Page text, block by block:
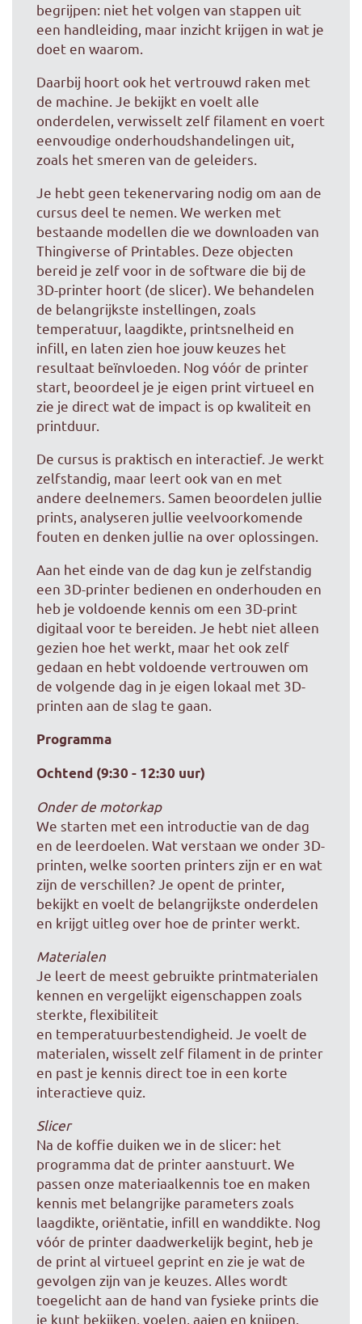
begrijpen: niet het volgen van stappen uit
een handleiding, maar inzicht krijgen in wat je
doet en waarom.
Daarbij hoort ook het vertrouwd raken met
de machine. Je bekijkt en voelt alle
onderdelen, verwisselt zelf filament en voert
eenvoudige onderhoudshandelingen uit,
zoals het smeren van de geleiders.
Je hebt geen tekenervaring nodig om aan de
cursus deel te nemen. We werken met
bestaande modellen die we downloaden van
Thingiverse of Printables. Deze objecten
bereid je zelf voor in de software die bij de
3D-printer hoort (de slicer). We behandelen
de belangrijkste instellingen, zoals
temperatuur, laagdikte, printsnelheid en
infill, en laten zien hoe jouw keuzes het
resultaat beïnvloeden. Nog vóór de printer
start, beoordeel je je eigen print virtueel en
zie je direct wat de impact is op kwaliteit en
printduur.
De cursus is praktisch en interactief. Je werkt
zelfstandig, maar leert ook van en met
andere deelnemers. Samen beoordelen jullie
prints, analyseren jullie veelvoorkomende
fouten en denken jullie na over oplossingen.
Aan het einde van de dag kun je zelfstandig
een 3D-printer bedienen en onderhouden en
heb je voldoende kennis om een 3D-print
digitaal voor te bereiden. Je hebt niet alleen
gezien hoe het werkt, maar het ook zelf
gedaan en hebt voldoende vertrouwen om
de volgende dag in je eigen lokaal met 3D-
printen aan de slag te gaan.
Programma
Ochtend (9:30 - 12:30 uur)
Onder de motorkap
We starten met een introductie van de dag
en de leerdoelen. Wat verstaan we onder 3D-
printen, welke soorten printers zijn er en wat
zijn de verschillen? Je opent de printer,
bekijkt en voelt de belangrijkste onderdelen
en krijgt uitleg over hoe de printer werkt.
Materialen
Je leert de meest gebruikte printmaterialen
kennen en vergelijkt eigenschappen zoals
sterkte, flexibiliteit
en temperatuurbestendigheid. Je voelt de
materialen, wisselt zelf filament in de printer
en past je kennis direct toe in een korte
interactieve quiz.
Slicer
Na de koffie duiken we in de slicer: het
programma dat de printer aanstuurt. We
passen onze materiaalkennis toe en maken
kennis met belangrijke parameters zoals
laagdikte, oriëntatie, infill en wanddikte. Nog
vóór de printer daadwerkelijk begint, heb je
de print al virtueel geprint en zie je wat de
gevolgen zijn van je keuzes. Alles wordt
toegelicht aan de hand van fysieke prints die
je kunt bekijken, voelen, aaien en knijpen.